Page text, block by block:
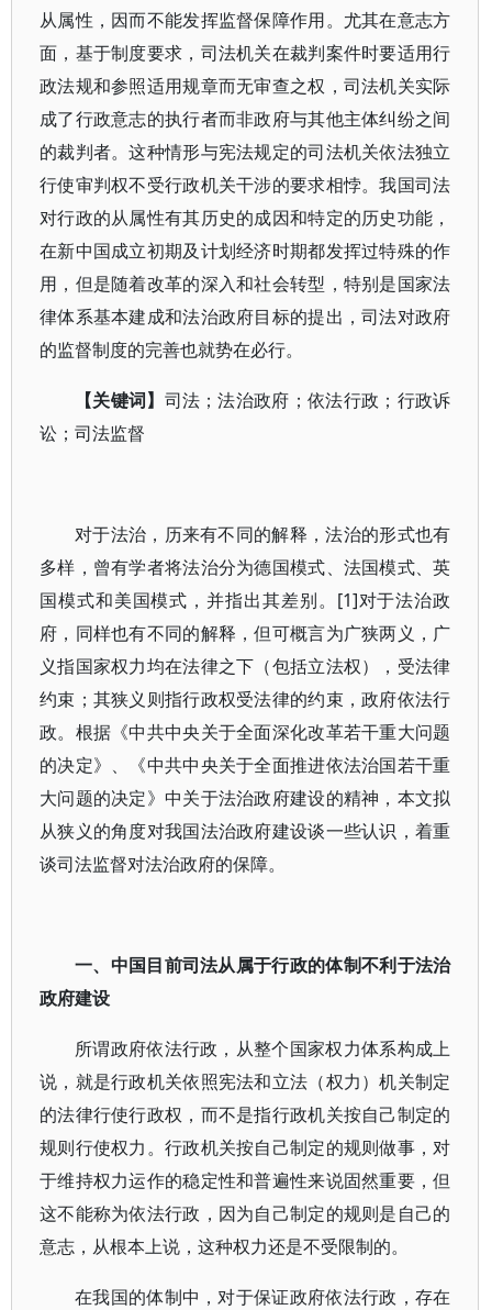
从属性，因而不能发挥监督保障作用。尤其在意志方
面，基于制度要求，司法机关在裁判案件时要适用行
政法规和参照适用规章而无审查之权，司法机关实际
成了行政意志的执行者而非政府与其他主体纠纷之间
的裁判者。这种情形与宪法规定的司法机关依法独立
行使审判权不受行政机关干涉的要求相悖。我国司法
对行政的从属性有其历史的成因和特定的历史功能，
在新中国成立初期及计划经济时期都发挥过特殊的作
用，但是随着改革的深入和社会转型，特别是国家法
律体系基本建成和法治政府目标的提出，司法对政府
的监督制度的完善也就势在必行。
【关键词】 司法；法治政府；依法行政；行政诉
讼；司法监督
对于法治，历来有不同的解释，法治的形式也有
多样，曾有学者将法治分为德国模式、法国模式、英
国模式和美国模式，并指出其差别。[1]对于法治政
府，同样也有不同的解释，但可概言为广狭两义，广
义指国家权力均在法律之下（包括立法权），受法律
约束；其狭义则指行政权受法律的约束，政府依法行
政。根据《中共中央关于全面深化改革若干重大问题
的决定》、《中共中央关于全面推进依法治国若干重
大问题的决定》中关于法治政府建设的精神，本文拟
从狭义的角度对我国法治政府建设谈一些认识，着重
谈司法监督对法治政府的保障。
一、中国目前司法从属于行政的体制不利于法治
政府建设
所谓政府依法行政，从整个国家权力体系构成上
说，就是行政机关依照宪法和立法（权力）机关制定
的法律行使行政权，而不是指行政机关按自己制定的
规则行使权力。行政机关按自己制定的规则做事，对
于维持权力运作的稳定性和普遍性来说固然重要，但
这不能称为依法行政，因为自己制定的规则是自己的
意志，从根本上说，这种权力还是不受限制的。
在我国的体制中，对于保证政府依法行政，存在